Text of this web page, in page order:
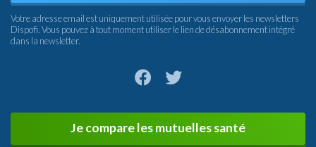
Votre adresse email est uniquement utilisée pour vous envoyer les newsletters
Dispofi. Vous pouvez à tout moment utiliser le lien de désabonnement intégré
dans la newsletter.
Je compare les mutuelles santé